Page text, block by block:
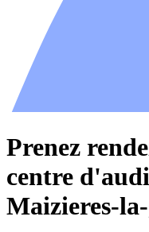
Prenez
centre
Maizieres-